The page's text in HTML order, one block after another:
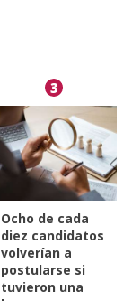
3
Ocho de cada
diez candidatos
volverían a
postularse si
tuvieron una